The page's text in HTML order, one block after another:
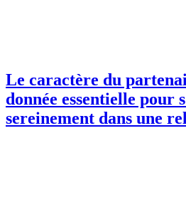
Le caractère du
donnée essentielle pour
sereinement dans une